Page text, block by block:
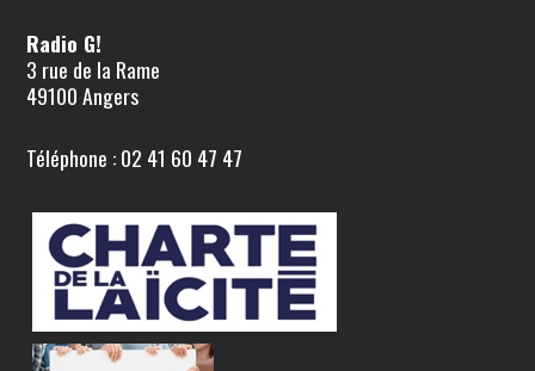
Radio G!
3 rue de la Rame
49100 Angers
Téléphone : 02 41 60 47 47